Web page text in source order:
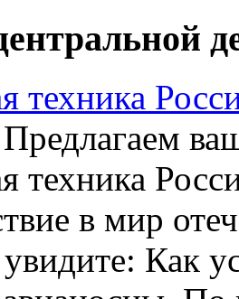
техника
техника
в мир
Как